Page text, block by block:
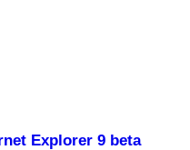
Explorer 9 beta